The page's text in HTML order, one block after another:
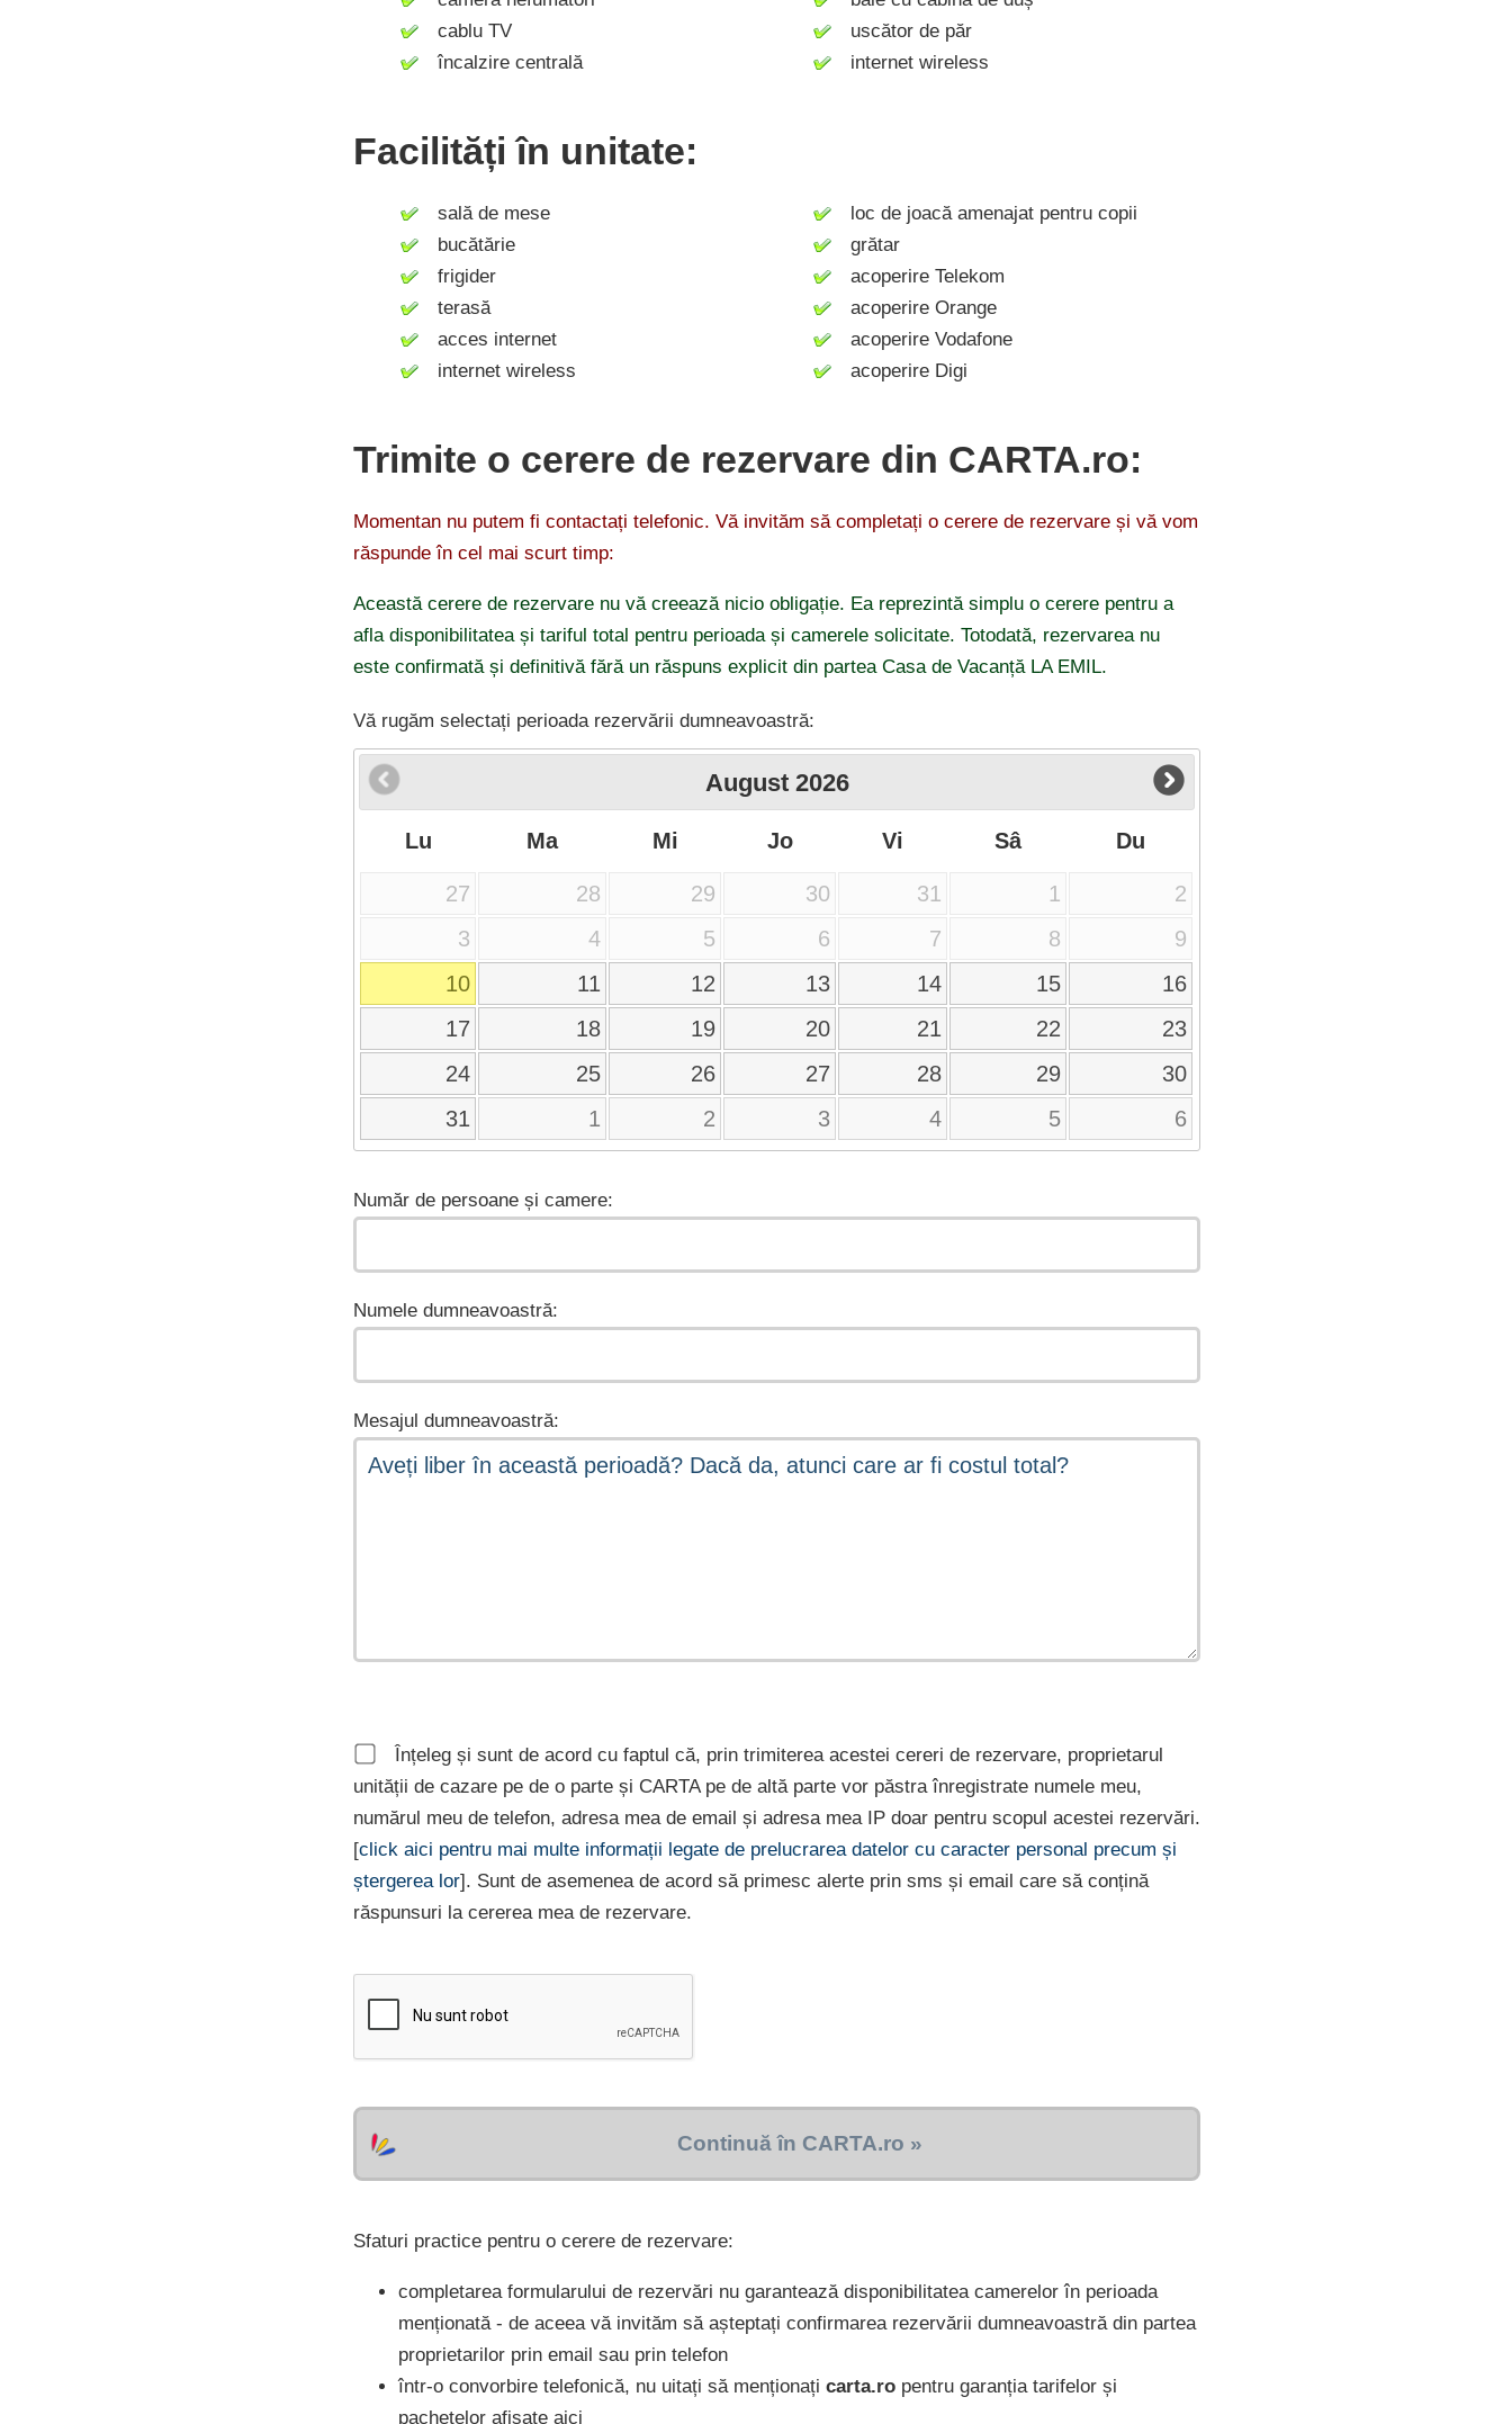
cablu TV
încalzire centrală
uscător de păr
internet wireless
Facilități în unitate:
sală de mese
bucătărie
frigider
terasă
acces internet
internet wireless
loc de joacă amenajat pentru copii
grătar
acoperire Telekom
acoperire Orange
acoperire Vodafone
acoperire Digi
Trimite o cerere de rezervare din CARTA.ro:
Momentan nu putem fi contactați telefonic. Vă invităm să completați o cerere de rezervare și vă vom
răspunde în cel mai scurt timp:
Această cerere de rezervare nu vă creează nicio obligație. Ea reprezintă simplu o cerere pentru a
afla disponibilitatea și tariful total pentru perioada și camerele solicitate. Totodată, rezervarea nu
este confirmată și definitivă fără un răspuns explicit din partea Casa de Vacanță LA EMIL.
Vă rugăm selectați perioada rezervării dumneavoastră:
August 2026
Lu Ma Mi Jo Vi Sâ Du
27 28 29 30 31 1
2
3
4 5 6 7 8
9
10
11 12 13 14 15
16
17
18 19 20 21 22
23
24
25 26 27 28 29
30
31
1 2 3 4 5 6
Număr de persoane și camere:
Numele dumneavoastră:
Mesajul dumneavoastră:
Înțeleg și sunt de acord cu faptul că, prin trimiterea acestei cereri de rezervare, proprietarul
unității de cazare pe de o parte și CARTA pe de altă parte vor păstra înregistrate numele meu,
numărul meu de telefon, adresa mea de email și adresa mea IP doar pentru scopul acestei rezervări.
[click aici pentru mai multe informații legate de prelucrarea datelor cu caracter personal precum și
ștergerea lor]. Sunt de asemenea de acord să primesc alerte prin sms și email care să conțină
răspunsuri la cererea mea de rezervare.
Continuă în CARTA.ro »
Sfaturi practice pentru o cerere de rezervare:
completarea formularului de rezervări nu garantează disponibilitatea camerelor în perioada
menționată - de aceea vă invităm să așteptați confirmarea rezervării dumneavoastră din partea
proprietarilor prin email sau prin telefon
într-o convorbire telefonică, nu uitați să menționați carta.ro pentru garanția tarifelor și
pachetelor afișate aici